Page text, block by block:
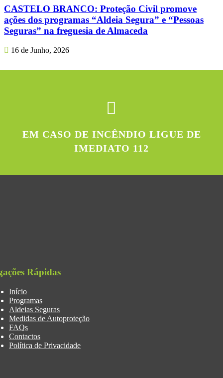
CASTELO BRANCO: Proteção Civil promove
ações dos programas “Aldeia Segura” e “Pessoas
Seguras” na freguesia de Almaceda
16 de Junho, 2026
EM CASO DE INCÊNDIO LIGUE DE
IMEDIATO 112
Rápidas
Início
Programas
Aldeias Seguras
Medidas de Autoproteção
FAQs
Contactos
Política de Privacidade